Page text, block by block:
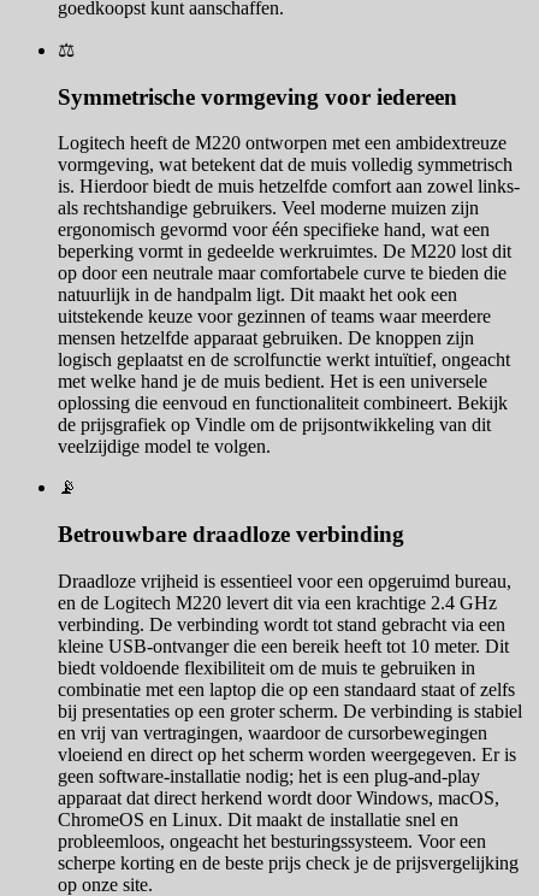
goedkoopst kunt aanschaffen.
⚖️
Symmetrische vormgeving voor iedereen
Logitech heeft de M220 ontworpen met een ambidextreuze
vormgeving, wat betekent dat de muis volledig symmetrisch
is. Hierdoor biedt de muis hetzelfde comfort aan zowel links-
als rechtshandige gebruikers. Veel moderne muizen zijn
ergonomisch gevormd voor één specifieke hand, wat een
beperking vormt in gedeelde werkruimtes. De M220 lost dit
op door een neutrale maar comfortabele curve te bieden die
natuurlijk in de handpalm ligt. Dit maakt het ook een
uitstekende keuze voor gezinnen of teams waar meerdere
mensen hetzelfde apparaat gebruiken. De knoppen zijn
logisch geplaatst en de scrolfunctie werkt intuïtief, ongeacht
met welke hand je de muis bedient. Het is een universele
oplossing die eenvoud en functionaliteit combineert. Bekijk
de prijsgrafiek op Vindle om de prijsontwikkeling van dit
veelzijdige model te volgen.
📡
Betrouwbare draadloze verbinding
Draadloze vrijheid is essentieel voor een opgeruimd bureau,
en de Logitech M220 levert dit via een krachtige 2.4 GHz
verbinding. De verbinding wordt tot stand gebracht via een
kleine USB-ontvanger die een bereik heeft tot 10 meter. Dit
biedt voldoende flexibiliteit om de muis te gebruiken in
combinatie met een laptop die op een standaard staat of zelfs
bij presentaties op een groter scherm. De verbinding is stabiel
en vrij van vertragingen, waardoor de cursorbewegingen
vloeiend en direct op het scherm worden weergegeven. Er is
geen software-installatie nodig; het is een plug-and-play
apparaat dat direct herkend wordt door Windows, macOS,
ChromeOS en Linux. Dit maakt de installatie snel en
probleemloos, ongeacht het besturingssysteem. Voor een
scherpe korting en de beste prijs check je de prijsvergelijking
op onze site.